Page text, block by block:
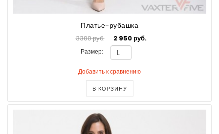
Платье-рубашка
3300 руб. 2 950 руб.
Размер:
Добавить к сравнению
В КОРЗИНУ